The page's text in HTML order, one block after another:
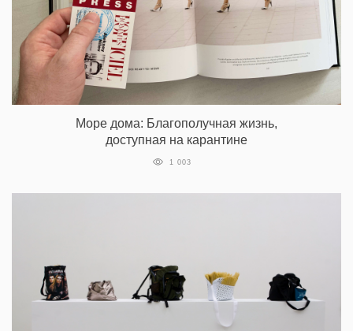
Море дома: Благополучная жизнь,
доступная на карантине
1 003